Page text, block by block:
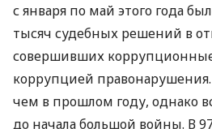
с января по май этого года
тысяч судебных решений в
совершивших
коррупцией правонарушения.
чем в прошлом году, однако
до начала большой войны. В